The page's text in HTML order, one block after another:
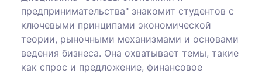
предпринимательства" знакомит студентов с
ключевыми принципами экономической
теории, рыночными механизмами и основами
ведения бизнеса. Она охватывает темы, такие
как спрос и предложение, финансовое